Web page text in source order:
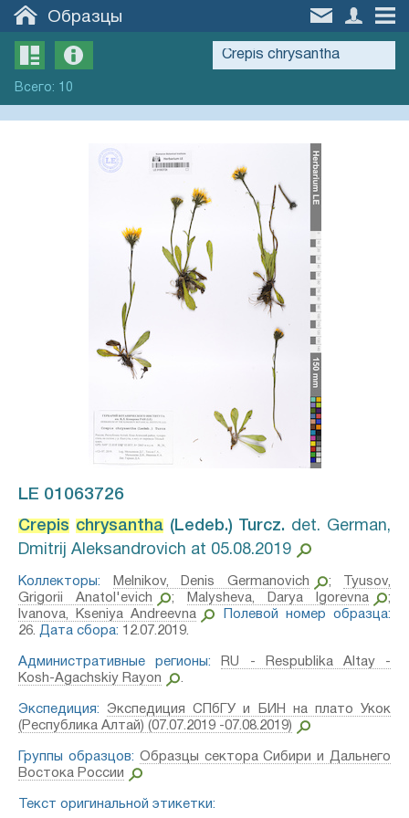
Образцы
Всего: 10
LE 01063726
Crepis chrysantha(Ledeb.) Turcz.⁣ det. German,
Dmitrij Aleksandrovich at 05.08.2019
Коллекторы: Melnikov, Denis Germanovich ;
Tyusov,
Grigorii Anatol'evich
; Malysheva, Darya Igorevna
;
Ivanova, Kseniya Andreevna
Полевой номер образца:
26. Дата сбора: 12.07.2019.
Административные регионы:
RU - Respublika Altay -
Kosh-Agachskiy Rayon
.
Экспедиция:
Экспедиция СПбГУ и БИН на плато Укок
(Республика Алтай) (07.07.2019 -07.08.2019)
Группы образцов: Образцы сектора Сибири и Дальнего
Востока России
Текст оригинальной этикетки: